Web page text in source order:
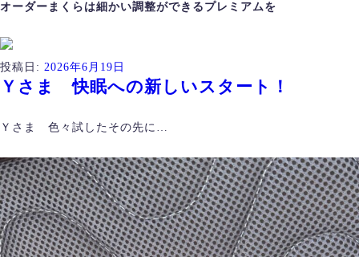
オーダーまくらは細かい調整ができるプレミアムを
投稿日: 2026年6月19日
Ｙさま 快眠への新しいスタート！
Ｙさま 色々試したその先に…